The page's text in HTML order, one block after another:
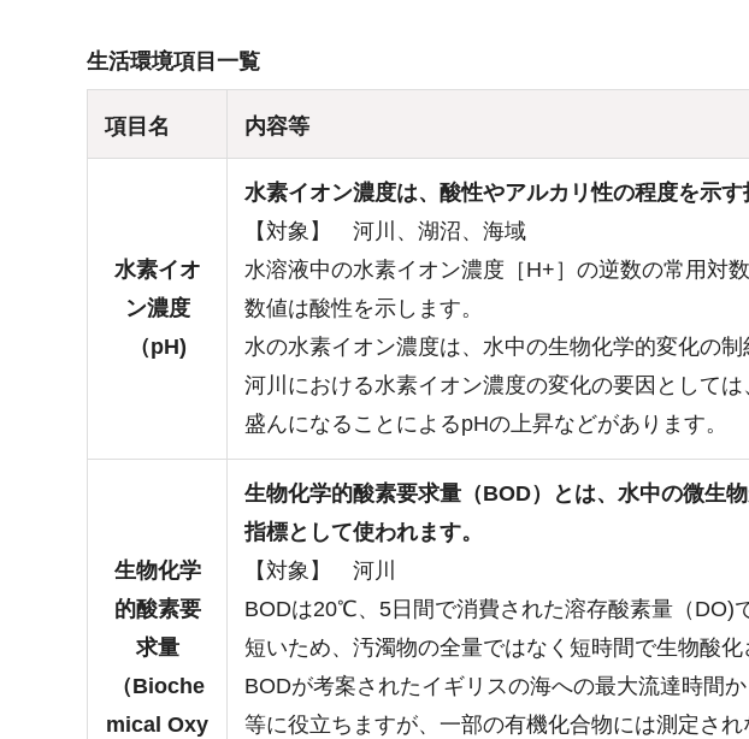
生活環境項目一覧
項目名 内容等
水素イオ
ン濃度
（pH)
水素イオン濃度は、酸性やアルカリ性の程度を示す
【対象】 河川、湖沼、海域
水溶液中の水素イオン濃度［H+］の逆数の常用対
数値は酸性を示します。
水の水素イオン濃度は、水中の生物化学的変化の
河川における水素イオン濃度の変化の要因として
盛んになることによるpHの上昇などがあります。
生物化学
的酸素要
求量
（Bioche
mical Oxy
生物化学的酸素要求量（BOD）
とは、水中の微生
指標として使われます。
【対象】 河川
BODは20℃、5日間で消費された溶存酸素量（DO)
短いため、汚濁物の全量ではなく短時間で生物酸
BODが考案されたイギリスの海への最大流達時間
等に役立ちますが、一部の有機化合物には測定さ